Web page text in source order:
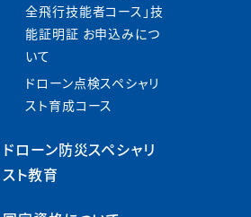
全飛行技能者コース」技
能証明証 お申込みにつ
いて
ドローン点検スペシャリ
スト育成コース
ドローン防災スペシャリ
スト教育